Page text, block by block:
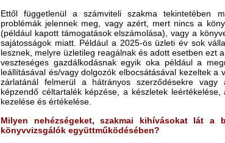
Ettől függetlenül a számviteli szakma tekintetében
problémák jelennek meg, vagy azért, mert nincs a
(például kapott támogatások elszámolása), vagy a
sajátosságok miatt. Például a 2025-ös üzleti év sok
lesznek, melyre üzletileg reagálnak és adott esetben ezt
veszteséges gazdálkodásnak egyik oka például a
leállításával és/vagy dolgozók elbocsátásával kezeltek a
zárlatánál felmerül a hátrányos szerződésekre vagy
képzendő céltartalék képzése, a készletek
kezelése és értékelése.
Milyen nehézségeket, szakmai kihívásokat lát a
könyvvizsgálók együttműködésében?